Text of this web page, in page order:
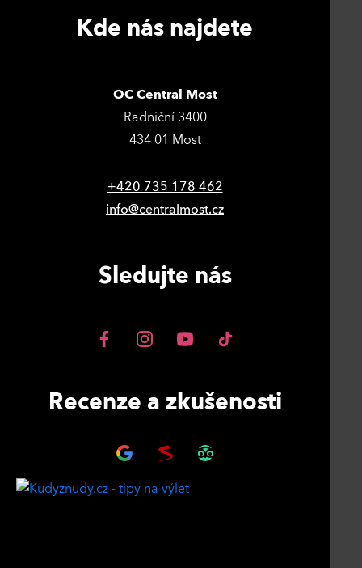
Kde nás najdete
OC Central Most
Radniční 3400
434 01 Most
+420 735 178 462
info@centralmost.cz
Sledujte nás
Recenze a zkušenosti